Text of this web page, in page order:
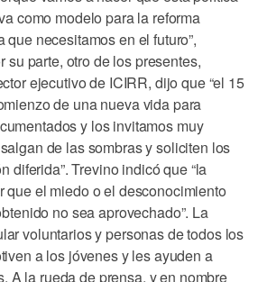
como modelo para la reforma
necesitamos en el futuro”,
su parte, otro de los presentes,
ejecutivo de ICIRR, dijo que “el 15
de una nueva vida para
y los invitamos muy
de las sombras y soliciten los
diferida”. Trevino indicó que “la
que el miedo o el desconocimiento
no sea aprovechado”. La
voluntarios y personas de todos los
a los jóvenes y les ayuden a
A la rueda de prensa, y en nombre